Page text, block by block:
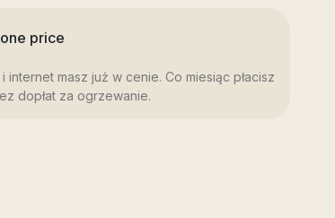
price
internet masz już w cenie. Co miesiąc płacisz
dopłat za ogrzewanie.